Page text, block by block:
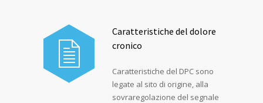
Caratteristiche del dolore
cronico
Caratteristiche del DPC sono
legate al sito di origine, alla
sovraregolazione del segnale